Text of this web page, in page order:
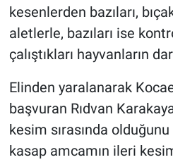
kesenlerden bazıları,
aletlerle, bazıları ise
çalıştıkları hayvanların
Elinden yaralanarak
başvuran Rıdvan
kesim sırasında
kasap amcamın ileri